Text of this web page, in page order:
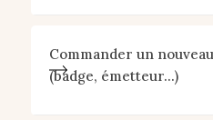
Commander un
(badge, émetteur...)